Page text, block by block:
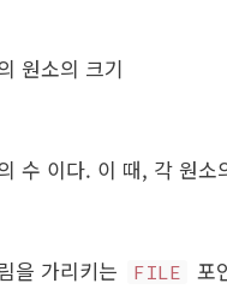
원소의 크기
수 이다. 이 때, 각 원소
을 가리키는 FILE 포